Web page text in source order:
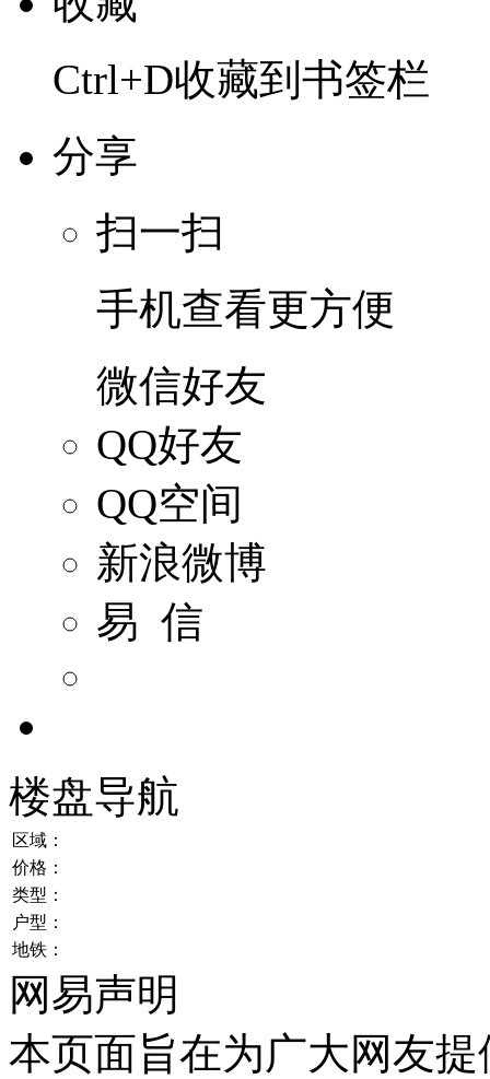
Ctrl+D收藏到书签栏
分享
扫一扫
手机查看更方便
微信好友
QQ好友
QQ空间
新浪微博
易 信
楼盘导航
区域：
价格：
类型：
户型：
地铁：
网易声明
本页面旨在为广大网友